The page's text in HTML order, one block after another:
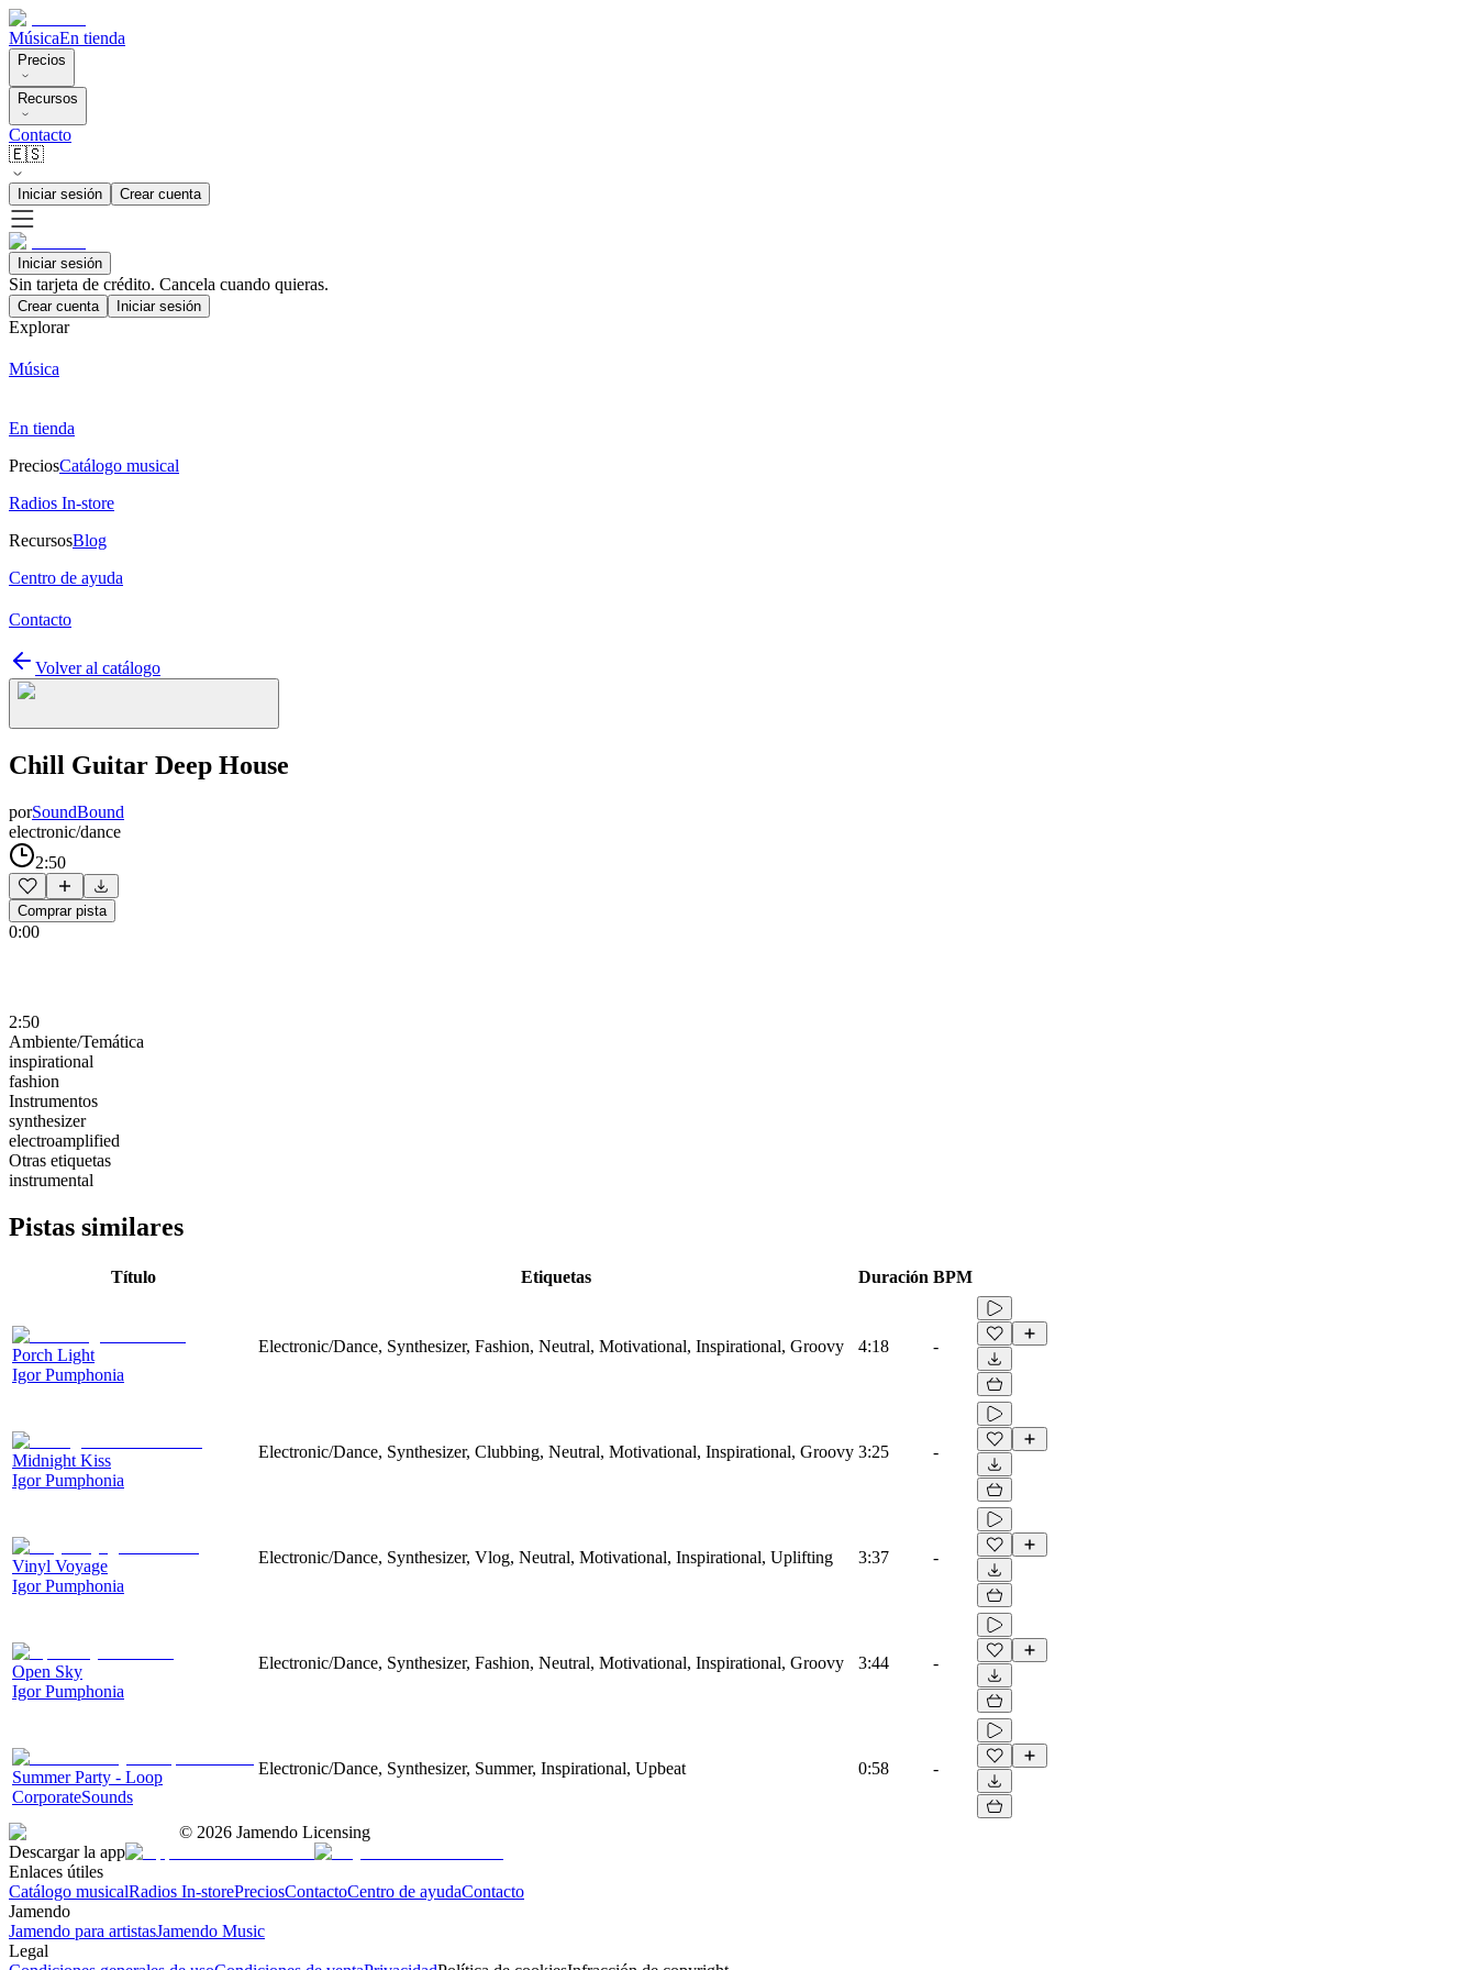
MúsicaEn tienda
Precios
Recursos
Contacto
🇪🇸
Iniciar sesión Crear cuenta
Iniciar sesión
Sin tarjeta de crédito. Cancela cuando quieras.
Crear cuenta Iniciar sesión
Explorar
Música
En tienda
PreciosCatálogo musical
Radios In-store
RecursosBlog
Centro de ayuda
Contacto
Volver al catálogo
Chill Guitar Deep House
porSoundBound
electronic/dance
2:50
Comprar pista
0:00
2:50
Ambiente/Temática
inspirational
fashion
Instrumentos
synthesizer
electroamplified
Otras etiquetas
instrumental
Pistas similares
Título Etiquetas Duración BPM
Porch Light
Igor Pumphonia
Electronic/Dance, Synthesizer, Fashion, Neutral, Motivational, Inspirational, Groovy 4:18 -
Midnight Kiss
Igor Pumphonia
Electronic/Dance, Synthesizer, Clubbing, Neutral, Motivational, Inspirational, Groovy 3:25 -
Vinyl Voyage
Igor Pumphonia
Electronic/Dance, Synthesizer, Vlog, Neutral, Motivational, Inspirational, Uplifting 3:37 -
Open Sky
Igor Pumphonia
Electronic/Dance, Synthesizer, Fashion, Neutral, Motivational, Inspirational, Groovy 3:44 -
Summer Party - Loop
CorporateSounds
Electronic/Dance, Synthesizer, Summer, Inspirational, Upbeat 0:58 -
© 2026 Jamendo Licensing
Descargar la app
Enlaces útiles
Catálogo musicalRadios In-storePreciosContactoCentro de ayudaContacto
Jamendo
Jamendo para artistasJamendo Music
Legal